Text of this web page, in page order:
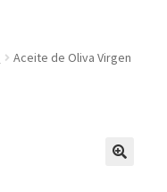
menu
Aceite de Oliva Virgen